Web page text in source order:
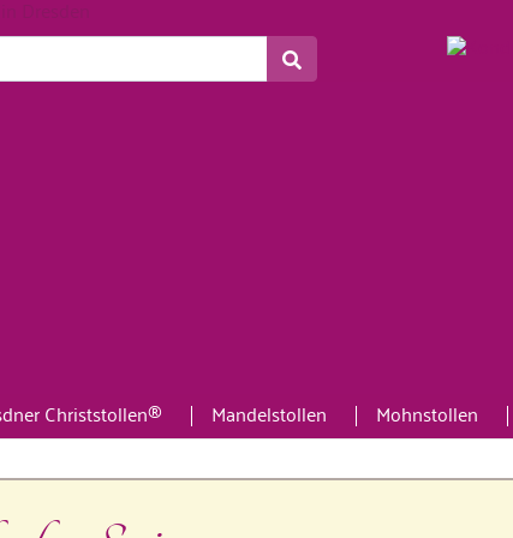
Christstollen® Mandelstollen Mohnstollen